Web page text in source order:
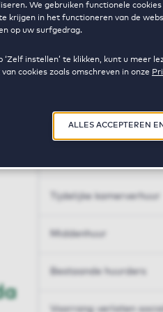
We gebruiken functionele
krijgen in het functioneren van de
op uw surfgedrag.
‘Zelf instellen’ te klikken, kunt u meer
cookies zoals omschreven in onze
ALLES ACCEPTEREN
Huren op maat
Tijdelijke kamerverhuur
Middenhuur
Bestaande huurders
Voorrang verlaten